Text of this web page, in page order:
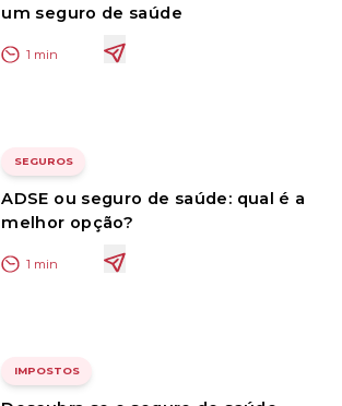
um seguro de saúde
1 min
SEGUROS
ADSE ou seguro de saúde: qual é a
melhor opção?
1 min
IMPOSTOS